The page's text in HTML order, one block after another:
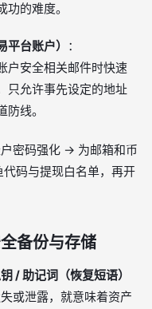
的难度。
台账户） ：
户安全相关邮件时快速
只允许事先设定的地址
线。
密码强化 → 为邮箱和币
码与提现白名单，再开
备份与存储
/ 助记词（恢复短语）
或泄露，就意味着资产